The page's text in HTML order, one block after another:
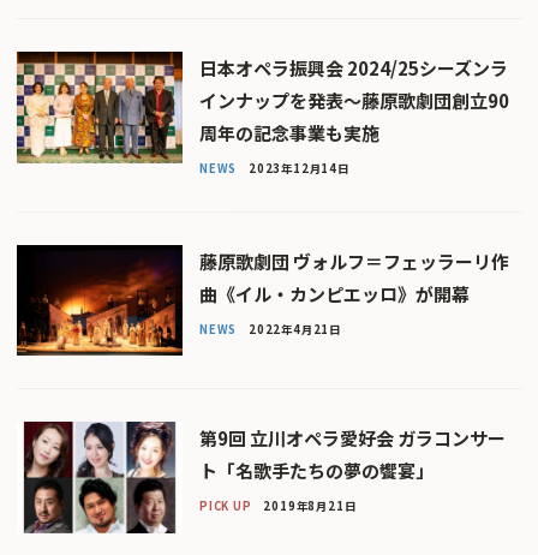
日本オペラ振興会 2024/25シーズンラ
インナップを発表〜藤原歌劇団創立90
周年の記念事業も実施
NEWS 2023年12月14日
藤原歌劇団 ヴォルフ＝フェッラーリ作
曲《イル・カンピエッロ》が開幕
NEWS 2022年4月21日
第9回 立川オペラ愛好会 ガラコンサー
ト「名歌手たちの夢の饗宴」
PICK UP 2019年8月21日